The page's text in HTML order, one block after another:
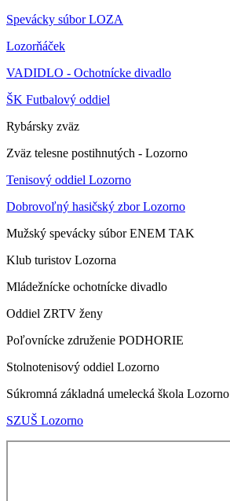
Spevácky súbor LOZA
Lozorňáček
VADIDLO - Ochotnícke divadlo
ŠK Futbalový oddiel
Rybársky zväz
Zväz telesne postihnutých - Lozorno
Tenisový oddiel Lozorno
Dobrovoľný hasičský zbor Lozorno
Mužský spevácky súbor ENEM TAK
Klub turistov Lozorna
Mládežnícke ochotnícke divadlo
Oddiel ZRTV ženy
Poľovnícke združenie PODHORIE
Stolnotenisový oddiel Lozorno
Súkromná základná umelecká škola Lozorno
SZUŠ Lozorno